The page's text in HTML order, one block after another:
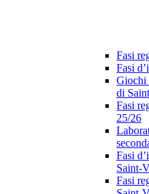
Fasi
Fasi
Giochi
di
Fasi
25/26
Fasi
Saint-
Fasi